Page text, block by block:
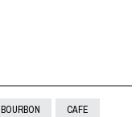
BOURBON CAFE